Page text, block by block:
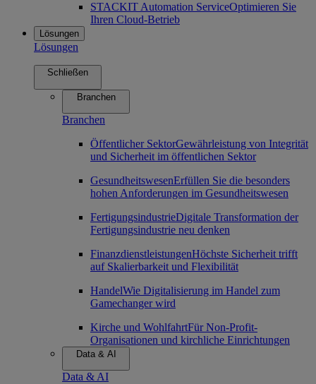
STACKIT Automation ServiceOptimieren Sie
Ihren Cloud-Betrieb
Lösungen
Lösungen
Schließen
Branchen
Branchen
Öffentlicher SektorGewährleistung von Integrität
und Sicherheit im öffentlichen Sektor
GesundheitswesenErfüllen Sie die besonders
hohen Anforderungen im Gesundheitswesen
FertigungsindustrieDigitale Transformation der
Fertigungsindustrie neu denken
FinanzdienstleistungenHöchste Sicherheit trifft
auf Skalierbarkeit und Flexibilität
HandelWie Digitalisierung im Handel zum
Gamechanger wird
Kirche und WohlfahrtFür Non-Profit-
Organisationen und kirchliche Einrichtungen
Data & AI
Data & AI